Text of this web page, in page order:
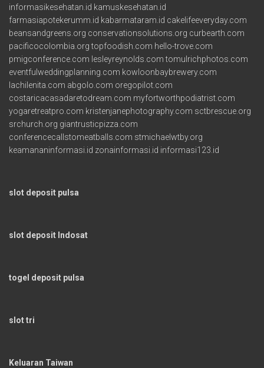
informasikesehatan.id kamuskesehatan.id
farmasiapotekerumm.id kabarmataram.id cakelifeeveryday.com
beansandgreens.org conservationsolutions.org curbearth.com
pacificocolombia.org topfoodish.com hello-trove.com
pmigconference.com lesleyreynolds.com tomulrichphotos.com
eventfulweddingplanning.com kowloonbaybrewery.com
lachilenita.com abgolo.com oregopilot.com
costaricacasadaretodream.com myfortworthpodiatrist.com
yogaretreatpro.com kristenjanephotography.com sctbrescue.org
srchurch.org giantrusticpizza.com
conferencecallstomeatballs.com stmichaelwtby.org
keamananinformasi.id zonainformasi.id informasi123.id
slot deposit pulsa
slot deposit Indosat
togel deposit pulsa
slot tri
Keluaran Taiwan